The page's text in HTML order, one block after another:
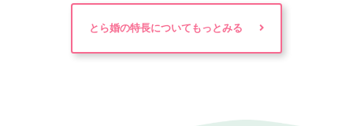
とら婚の特長についてもっとみる